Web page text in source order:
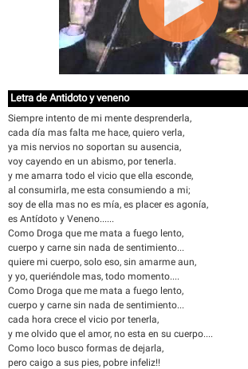
Letra de Antidoto y veneno
Siempre intento de mi mente desprenderla,
cada día mas falta me hace, quiero verla,
ya mis nervios no soportan su ausencia,
voy cayendo en un abismo, por tenerla.
y me amarra todo el vicio que ella esconde,
al consumirla, me esta consumiendo a mi;
soy de ella mas no es mía, es placer es agonía,
es Antídoto y Veneno......
Como Droga que me mata a fuego lento,
cuerpo y carne sin nada de sentimiento...
quiere mi cuerpo, solo eso, sin amarme aun,
y yo, queriéndole mas, todo momento....
Como Droga que me mata a fuego lento,
cuerpo y carne sin nada de sentimiento...
cada hora crece el vicio por tenerla,
y me olvido que el amor, no esta en su cuerpo....
Como loco busco formas de dejarla,
pero caigo a sus pies, pobre infeliz!!